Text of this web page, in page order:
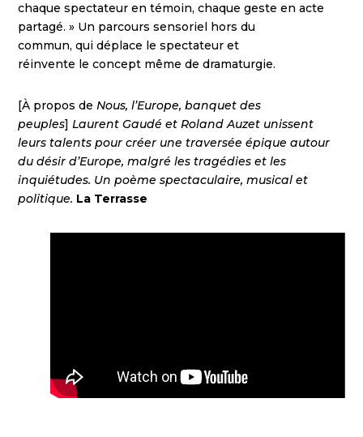
chaque spectateur en témoin, chaque geste en acte
partagé. » Un parcours sensoriel hors du
commun, qui déplace le spectateur et
réinvente le concept même de dramaturgie.
[À propos deNous, l’Europe, banquet des
peuples]Laurent Gaudé et Roland Auzet unissent
leurs talents pour créer une traversée épique autour
du désir d’Europe, malgré les tragédies et les
inquiétudes. Un poème spectaculaire, musical et
politique. La Terrasse